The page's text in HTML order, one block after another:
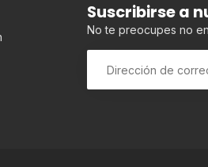
Suscribirse a
No te preocupes no